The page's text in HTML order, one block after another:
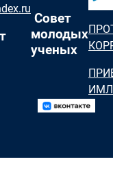
Совет
молодых
ученых